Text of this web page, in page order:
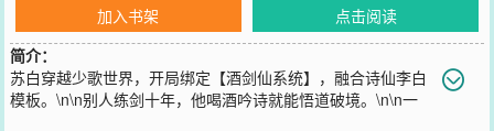
加入书架
点击阅读
简介：
苏白穿越少歌世界，开局绑定【酒剑仙系统】，融合诗仙李白
模板。\n\n别人练剑十年，他喝酒吟诗就能悟道破境。\n\n一